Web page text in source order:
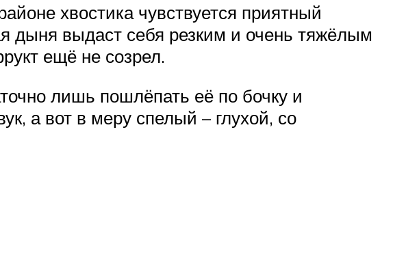
хвостика чувствуется приятный
дыня выдаст себя резким и очень тяжёлым
ещё не созрел.
лишь пошлёпать её по бочку и
а вот в меру спелый – глухой, со